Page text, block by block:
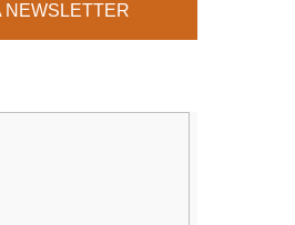
NEWSLETTER